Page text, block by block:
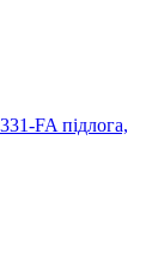
FA підлога,